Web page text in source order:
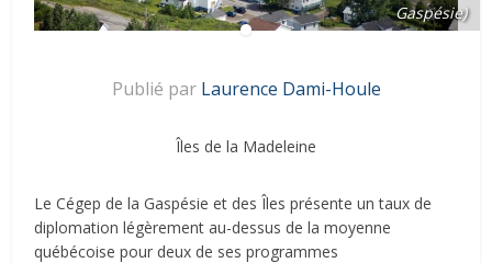
Gaspésie)
Publié par Laurence Dami-Houle
Îles de la Madeleine
Le Cégep de la Gaspésie et des Îles présente un taux de
diplomation légèrement au-dessus de la moyenne
québécoise pour deux de ses programmes